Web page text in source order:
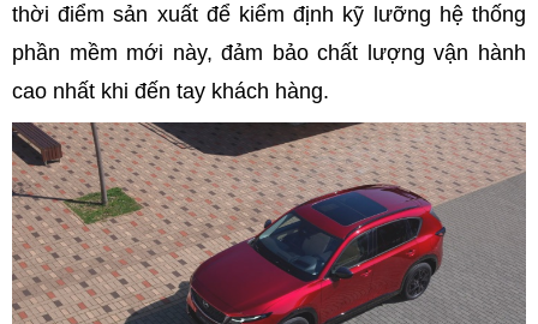
thời điểm sản xuất để kiểm định kỹ lưỡng hệ thống
phần mềm mới này, đảm bảo chất lượng vận hành
cao nhất khi đến tay khách hàng.